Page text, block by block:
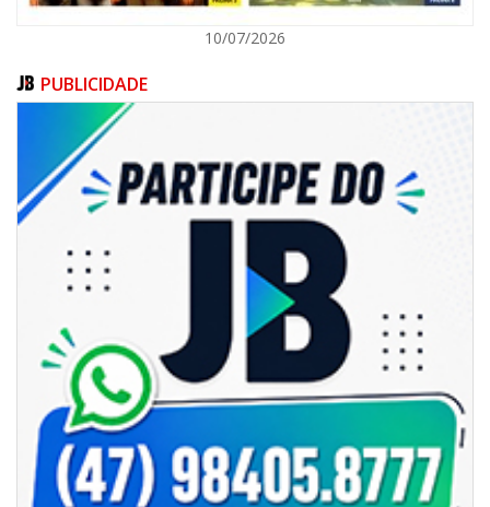
05/08/2026 | 14:41
Voz do litoral em Brasília: Joab da Pesca foca campanha na infraestrutura
e defesa dos pescadores da AMFRI
ITAPEMA
10/07/2026
PUBLICIDADE